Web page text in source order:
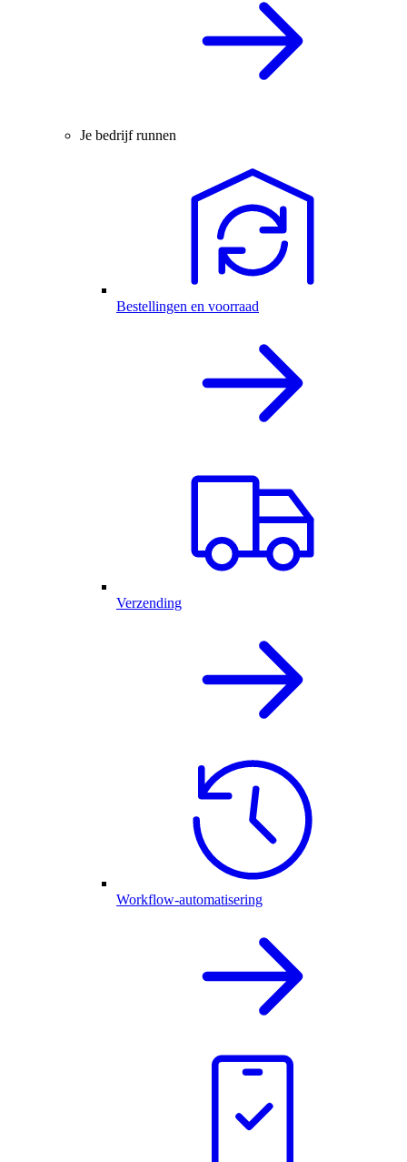
Je bedrijf runnen
Bestellingen en voorraad
Verzending
Workflow-automatisering